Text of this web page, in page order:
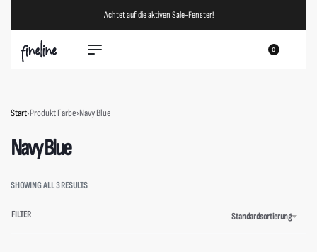
Achtet auf die aktiven Sale-Fenster!
0
Start›Produkt Farbe›Navy Blue
Navy Blue
SHOWING ALL 3 RESULTS
Standardsortierung
FILTER